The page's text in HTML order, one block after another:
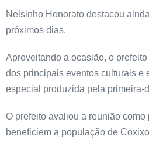
Nelsinho Honorato destacou
próximos dias.
Aproveitando a ocasião, o
dos principais eventos culturais e
especial produzida pela primeira-
O prefeito avaliou a reunião
beneficiem a população de